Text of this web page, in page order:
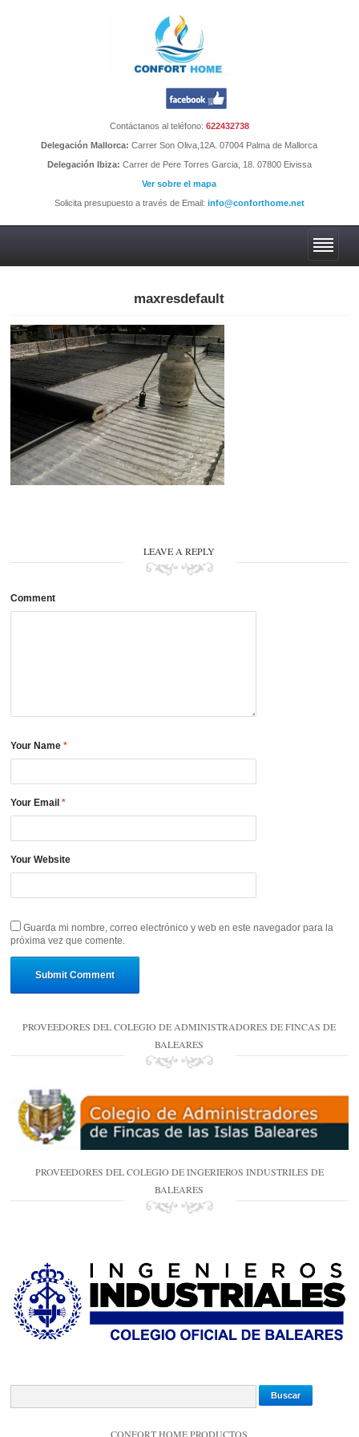
Contáctanos al teléfono: 622432738
Delegación Mallorca: Carrer Son Oliva,12A. 07004 Palma de Mallorca
Delegación Ibiza: Carrer de Pere Torres Garcia, 18. 07800 Eivissa
Ver sobre el mapa
Solicita presupuesto a través de Email: info@conforthome.net
maxresdefault
LEAVE A REPLY
Comment
Your Name*
Your Email*
Your Website
Guarda mi nombre, correo electrónico y web en este navegador para la
próxima vez que comente.
PROVEEDORES DEL COLEGIO DE ADMINISTRADORES DE FINCAS DE
BALEARES
PROVEEDORES DEL COLEGIO DE INGERIEROS INDUSTRILES DE
BALEARES
CONFORT HOME PRODUCTOS